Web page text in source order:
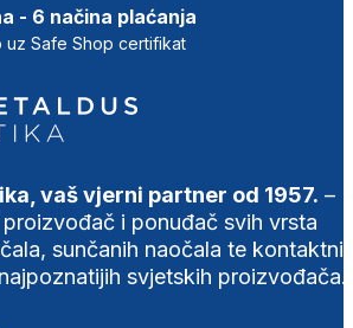
- 6 načina plaćanja
Safe Shop certifikat
vaš vjerni partner od 1957. –
i ponuđač svih vrsta
sunčanih naočala te
svjetskih proizvođača.